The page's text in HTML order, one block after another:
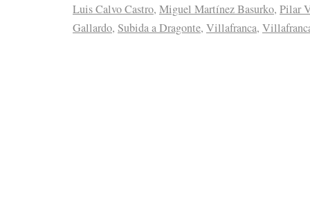
Luis Calvo Castro, Miguel Martínez Basurko, Pilar
Gallardo, Subida a Dragonte, Villafranca,